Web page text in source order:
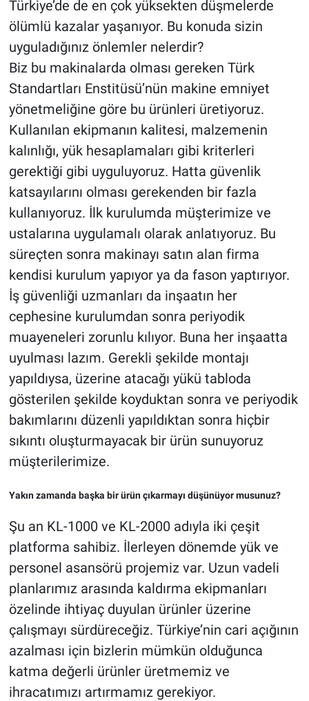
Türkiye’de de en çok yüksekten düşmelerde
ölümlü kazalar yaşanıyor. Bu konuda sizin
uyguladığınız önlemler nelerdir?
Biz bu makinalarda olması gereken Türk
Standartları Enstitüsü’nün makine emniyet
yönetmeliğine göre bu ürünleri üretiyoruz.
Kullanılan ekipmanın kalitesi, malzemenin
kalınlığı, yük hesaplamaları gibi kriterleri
gerektiği gibi uyguluyoruz. Hatta güvenlik
katsayılarını olması gerekenden bir fazla
kullanıyoruz. İlk kurulumda müşterimize ve
ustalarına uygulamalı olarak anlatıyoruz. Bu
süreçten sonra makinayı satın alan firma
kendisi kurulum yapıyor ya da fason yaptırıyor.
İş güvenliği uzmanları da inşaatın her
cephesine kurulumdan sonra periyodik
muayeneleri zorunlu kılıyor. Buna her inşaatta
uyulması lazım. Gerekli şekilde montajı
yapıldıysa, üzerine atacağı yükü tabloda
gösterilen şekilde koyduktan sonra ve periyodik
bakımlarını düzenli yapıldıktan sonra hiçbir
sıkıntı oluşturmayacak bir ürün sunuyoruz
müşterilerimize.
Yakın zamanda başka bir ürün çıkarmayı düşünüyor musunuz?
Şu an KL-1000 ve KL-2000 adıyla iki çeşit
platforma sahibiz. İlerleyen dönemde yük ve
personel asansörü projemiz var. Uzun vadeli
planlarımız arasında kaldırma ekipmanları
özelinde ihtiyaç duyulan ürünler üzerine
çalışmayı sürdüreceğiz. Türkiye’nin cari açığının
azalması için bizlerin mümkün olduğunca
katma değerli ürünler üretmemiz ve
ihracatımızı artırmamız gerekiyor.